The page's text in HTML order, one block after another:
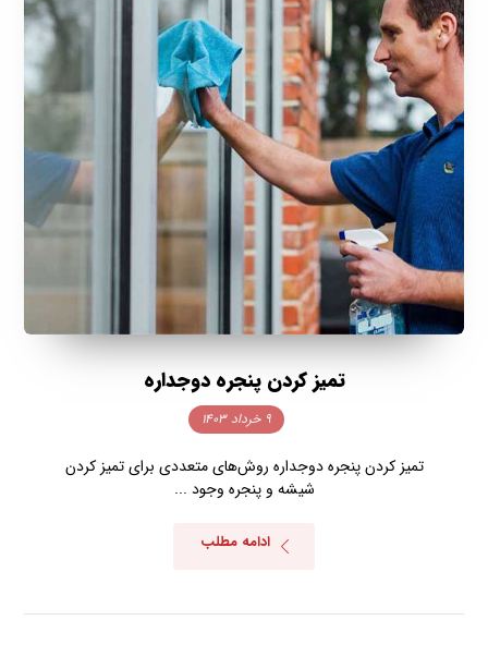
تمیز کردن پنجره دوجداره
۹ خرداد ۱۴۰۳
تمیز کردن پنجره دوجداره روش‌های متعددی برای تمیز کردن
شیشه و پنجره وجود ...
ادامه مطلب